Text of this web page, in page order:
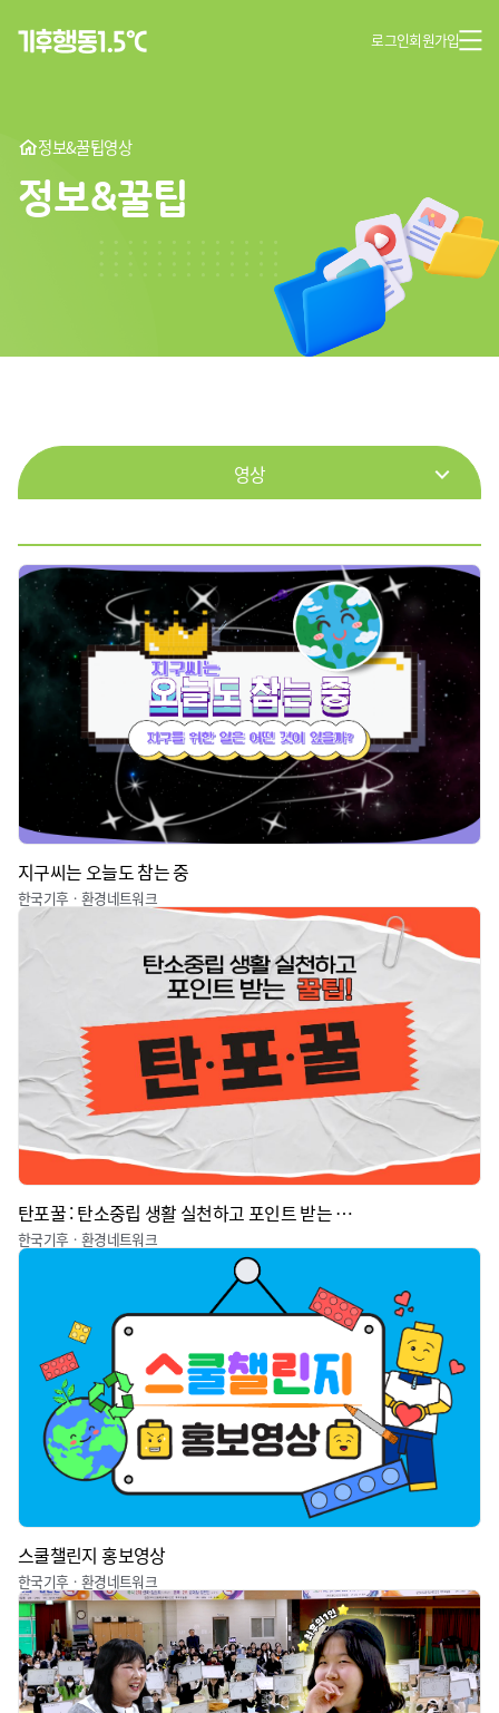
로그인회원가입
정보&꿀팁영상
정보&꿀팁
웹툰
짤툰
영상
기타
지구씨는 오늘도 참는 중
한국기후ㆍ환경네트워크
탄포꿀 : 탄소중립 생활 실천하고 포인트 받는 꿀팁
한국기후ㆍ환경네트워크
스쿨챌린지 홍보영상
한국기후ㆍ환경네트워크